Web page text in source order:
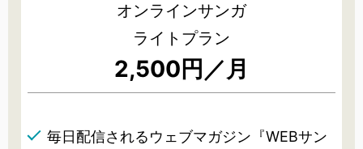
オンラインサンガ
ライトプラン
2,500円／月
毎日配信されるウェブマガジン『WEBサン